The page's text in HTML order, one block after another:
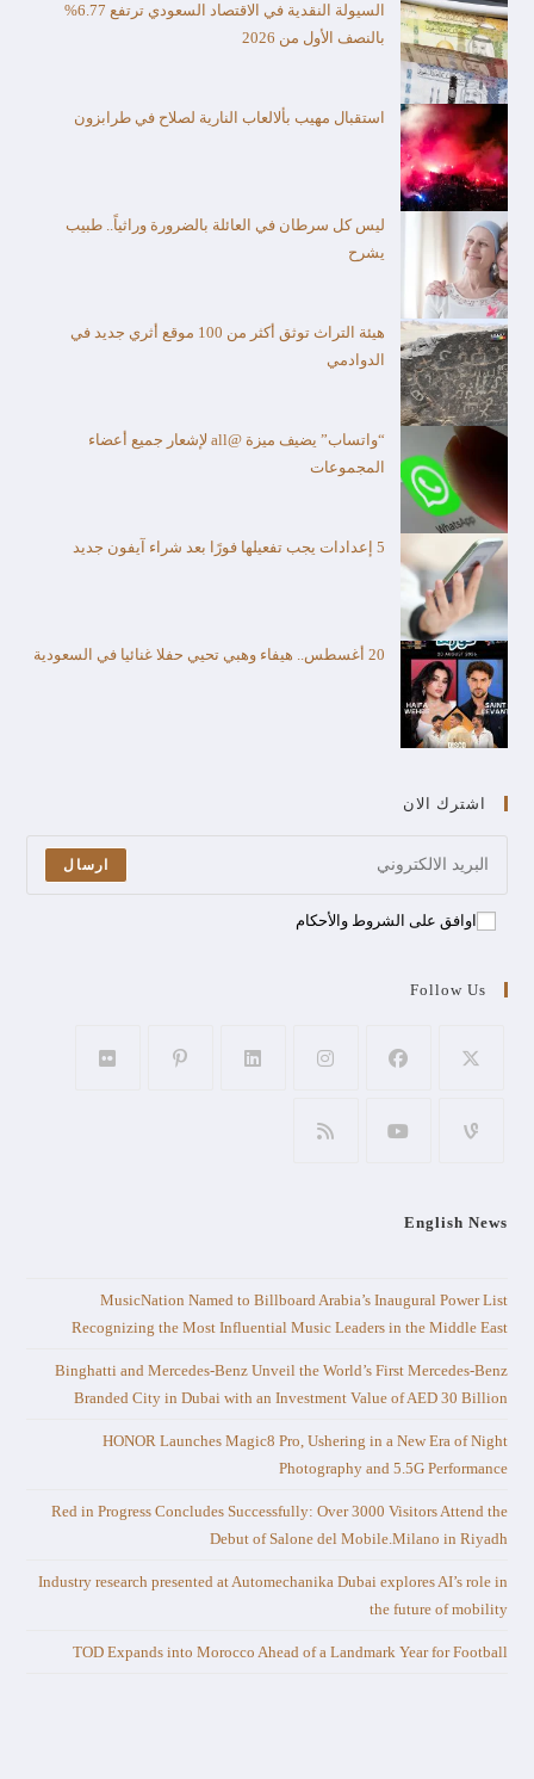
السيولة النقدية في الاقتصاد السعودي ترتفع 6.77%
بالنصف الأول من 2026
استقبال مهيب بألالعاب النارية لصلاح في طرابزون
ليس كل سرطان في العائلة بالضرورة وراثياً.. طبيب
يشرح
هيئة التراث توثق أكثر من 100 موقع أثري جديد في
الدوادمي
“واتساب” يضيف ميزة @all لإشعار جميع أعضاء
المجموعات
5 إعدادات يجب تفعيلها فورًا بعد شراء آيفون جديد
20 أغسطس.. هيفاء وهبي تحيي حفلا غنائيا في السعودية
اشترك الان
ارسال
اوافق على الشروط والأحكام
Follow Us
English News
MusicNation Named to Billboard Arabia’s Inaugural Power List
Recognizing the Most Influential Music Leaders in the Middle East
Binghatti and Mercedes-Benz Unveil the World’s First Mercedes-Benz
Branded City in Dubai with an Investment Value of AED 30 Billion
HONOR Launches Magic8 Pro, Ushering in a New Era of Night
Photography and 5.5G Performance
Red in Progress Concludes Successfully: Over 3000 Visitors Attend the
Debut of Salone del Mobile.Milano in Riyadh
Industry research presented at Automechanika Dubai explores AI’s role in
the future of mobility
TOD Expands into Morocco Ahead of a Landmark Year for Football